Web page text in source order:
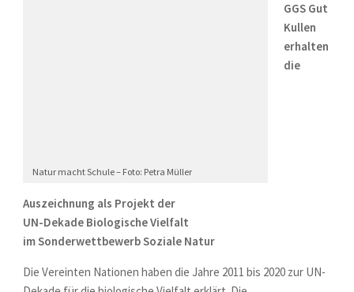
Natur macht Schule – Foto: Petra Müller
GGS Gut
Kullen
erhalten
die
Auszeichnung als Projekt der
UN-Dekade Biologische Vielfalt
im Sonderwettbewerb Soziale Natur
Die Vereinten Nationen haben die Jahre 2011 bis 2020 zur UN-